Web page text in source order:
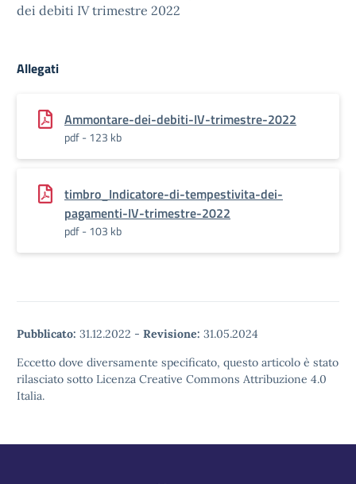
dei debiti IV trimestre 2022
Allegati
Ammontare-dei-debiti-IV-trimestre-2022
pdf - 123 kb
timbro_Indicatore-di-tempestivita-dei-
pagamenti-IV-trimestre-2022
pdf - 103 kb
Pubblicato: 31.12.2022 - Revisione: 31.05.2024
Eccetto dove diversamente specificato, questo articolo è stato
rilasciato sotto Licenza Creative Commons Attribuzione 4.0
Italia.